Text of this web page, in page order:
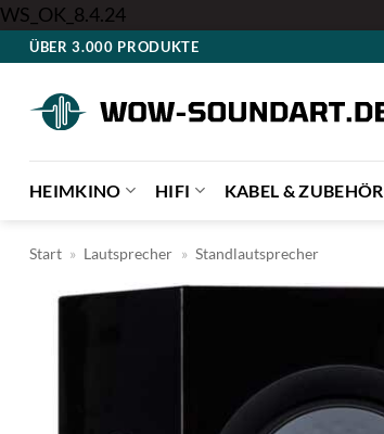
WS_OK_8.4.24Zum
Inhalt
ÜBER 3.000 PRODUKTE
HEIMKINO HIFI KABEL & ZUBEHÖR
Start » Lautsprecher » Standlautsprecher